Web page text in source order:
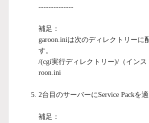
--------------
補足：
garoon.iniは次のディレクトリーに
す。
/(cgi実行ディレクトリー)/（インス
roon.ini
2台目のサーバーにService Packを適
補足：